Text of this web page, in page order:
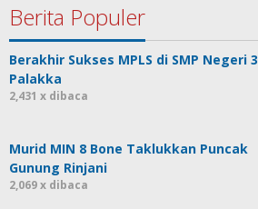
Berita Populer
Berakhir Sukses MPLS di SMP Negeri 3
Palakka
2,431 x dibaca
Murid MIN 8 Bone Taklukkan Puncak
Gunung Rinjani
2,069 x dibaca